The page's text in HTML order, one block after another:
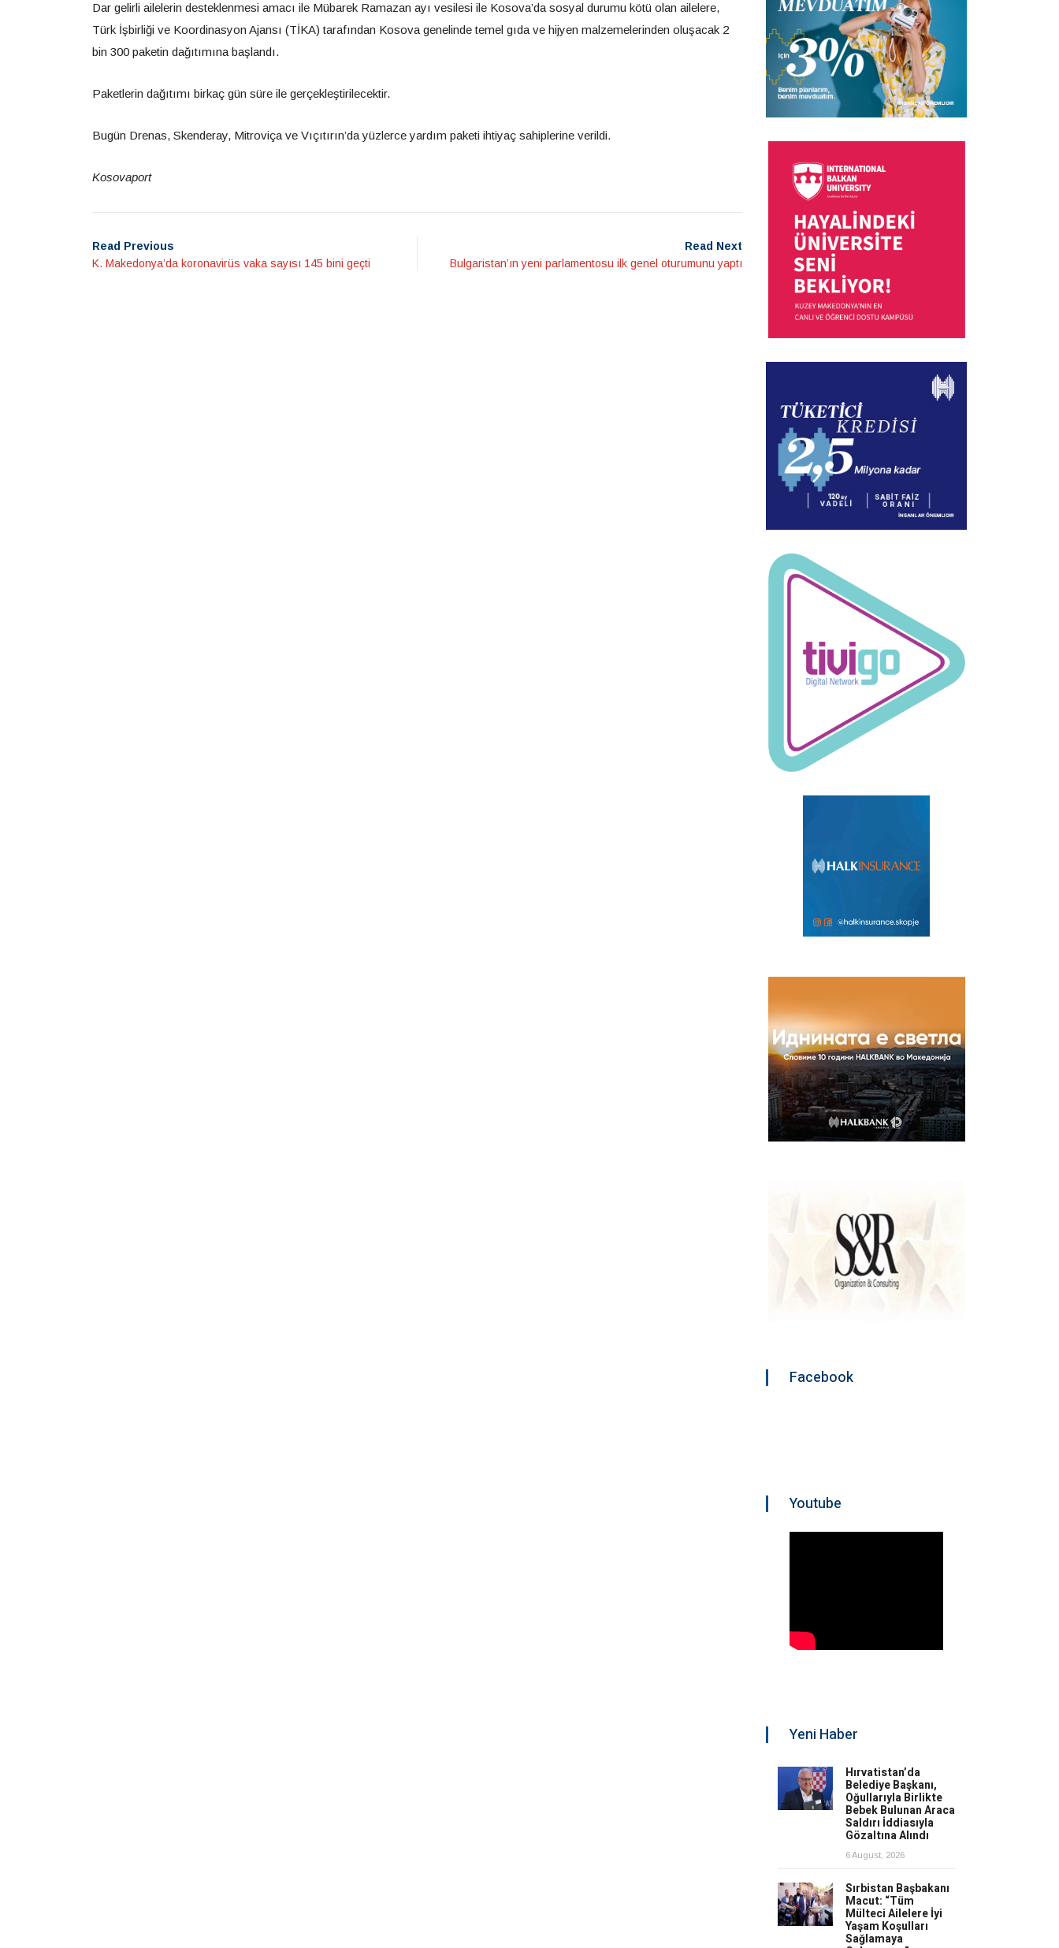
Dar gelirli ailelerin desteklenmesi amacı ile Mübarek Ramazan ayı vesilesi ile Kosova’da sosyal durumu kötü olan ailelere,
Türk İşbirliği ve Koordinasyon Ajansı (TİKA) tarafından Kosova genelinde temel gıda ve hijyen malzemelerinden oluşacak 2
bin 300 paketin dağıtımına başlandı.
Paketlerin dağıtımı birkaç gün süre ile gerçekleştirilecektir.
Bugün Drenas, Skenderay, Mitroviça ve Vıçıtırın’da yüzlerce yardım paketi ihtiyaç sahiplerine verildi.
Kosovaport
Read Previous
K. Makedonya’da koronavirüs vaka sayısı 145 bini geçti
Read Next
Bulgaristan’ın yeni parlamentosu ilk genel oturumunu yaptı
Facebook
Youtube
Yeni Haber
Hırvatistan’da
Belediye Başkanı,
Oğullarıyla Birlikte
Bebek Bulunan Araca
Saldırı İddiasıyla
Gözaltına Alındı
6 August, 2026
Sırbistan Başbakanı
Macut: “Tüm
Mülteci Ailelere İyi
Yaşam Koşulları
Sağlamaya